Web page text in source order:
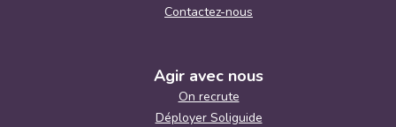
Contactez-nous
Agir avec nous
On recrute
Déployer Soliguide